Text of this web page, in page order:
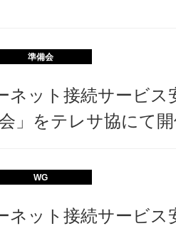
準備会
ネット接続サービ
」をテレサ協にて
WG
ネット接続サービ